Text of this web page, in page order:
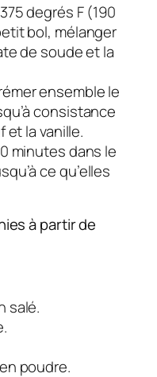
degrés F (190
bol, mélanger
de soude et la
ensemble le
consistance
et la vanille.
minutes dans le
ce qu’elles
à partir de
salé.
poudre.